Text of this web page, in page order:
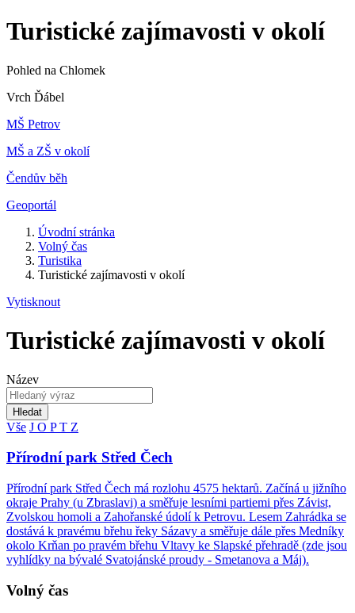
Turistické zajímavosti v okolí
Pohled na Chlomek
Vrch Ďábel
MŠ Petrov
MŠ a ZŠ v okolí
Čendův běh
Geoportál
Úvodní stránka
Volný čas
Turistika
Turistické zajímavosti v okolí
Vytisknout
Turistické zajímavosti v okolí
Název
Hledat
Vše J O PT Z
Přírodní park Střed Čech
Přírodní park Střed Čech má rozlohu 4575 hektarů. Začíná u jižního
okraje Prahy (u Zbraslavi) a směřuje lesními partiemi přes Závist,
Zvolskou homoli a Zahořanské údolí k Petrovu. Lesem Zahrádka se
dostává k pravému břehu řeky Sázavy a směřuje dále přes Medníky
okolo Krňan po pravém břehu Vltavy ke Slapské přehradě (zde jsou
vyhlídky na bývalé Svatojánské proudy - Smetanova a Máj).
Volný čas